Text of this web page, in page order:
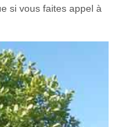
si vous faites appel à